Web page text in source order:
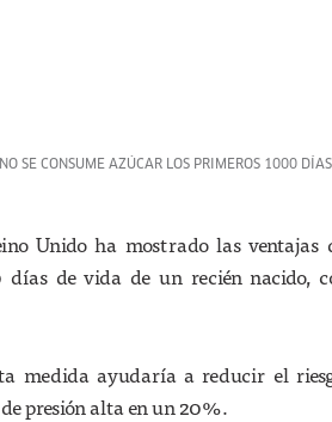
SE CONSUME AZÚCAR LOS PRIMEROS 1000
Unido ha mostrado las
de vida de un recién nacido,
medida ayudaría a reducir el
presión alta en un 20%.